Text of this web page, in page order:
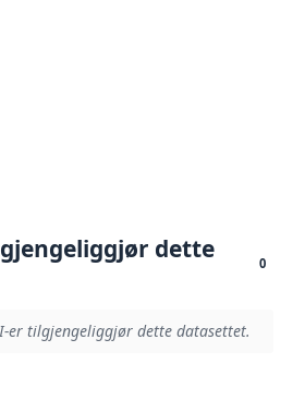
dette
0
er tilgjengeliggjør dette datasettet.